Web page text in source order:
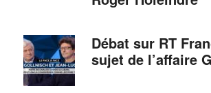
Débat sur RT
sujet de l’affaire